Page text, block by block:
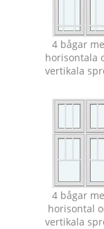
4 bågar
horisontala
vertikala
4 bågar
horisontal
vertikala